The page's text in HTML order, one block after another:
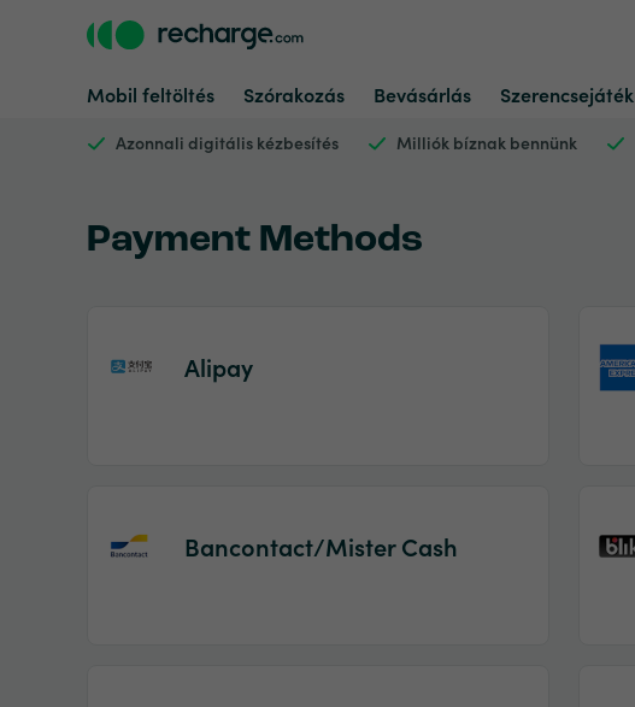
Mobil feltöltés Szórakozás Bevásárlás Szerencsejáték
Azonnali digitális kézbesítés Milliók bíznak bennünk
Payment Methods
Alipay
Bancontact/Mister Cash